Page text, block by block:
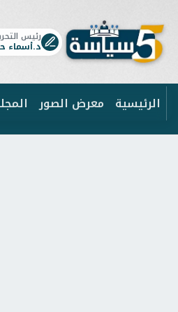
رئيس
د.أسماء
الرئيسية معرض الصور